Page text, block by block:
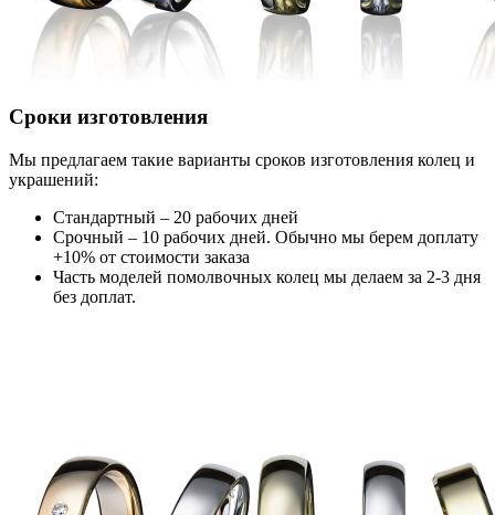
Сроки изготовления
Мы предлагаем такие варианты сроков изготовления колец и
украшений:
Стандартный – 20 рабочих дней
Срочный – 10 рабочих дней. Обычно мы берем доплату
+10% от стоимости заказа
Часть моделей помолвочных колец мы делаем за 2-3 дня
без доплат.